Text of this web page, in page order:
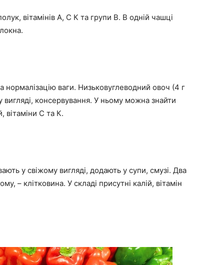
вітамінів А, С К та групи В. В одній чашці
ваги. Низьковуглеводний овоч (4 г
консервування. У ньому можна знайти
вітаміни С та К.
у свіжому вигляді, додають у супи, смузі. Два
– клітковина. У складі присутні калій, вітамін